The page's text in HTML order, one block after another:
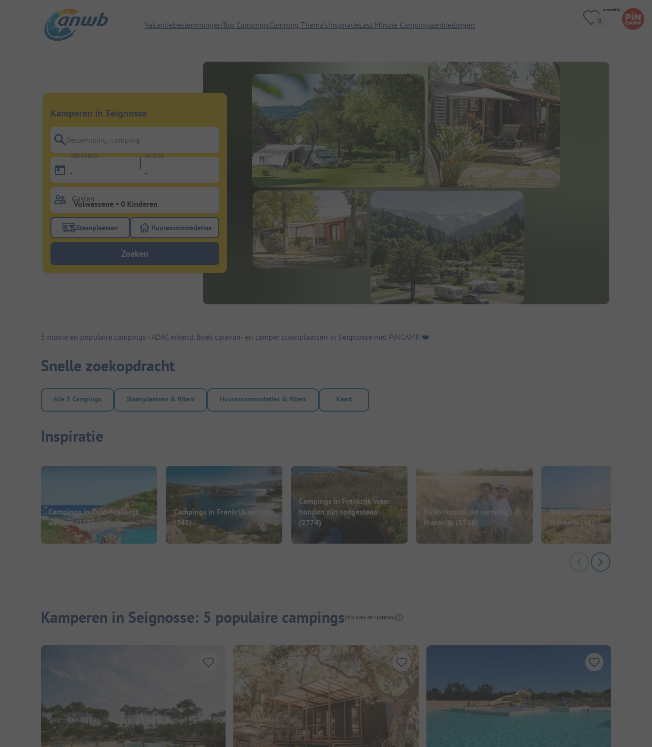
VakantiebestemmingenTop CampingsCamping Thema'sInspiratieLast Minute Campingaanbiedingen
Kamperen in Seignosse
Bestemming, camping
Aankomst
-
Vertrek
-
Gasten
Gebruik de filterknop staanplaatsen om te zoeken naar staanplaatsen
Staanplaatsen Gebruik de filterknop huuraccommodaties om te zoeken naar huuraccommodaties
Huuraccommodaties
Zoeken
5 mooie en populaire campings - ADAC erkend. Boek caravan- en camper staanplaatsen in Seignosse met PiNCAMP. ❤️️
Snelle zoekopdracht
Alle 5 Campings Staanplaatsen & filters Huuraccommodaties & filters Kaart
Inspiratie
Campings in Zuid-Frankrijk
aan zee(117)
Campings in Frankrijk aan zee
(242)
Campings in Frankrijk waar
honden zijn toegestaan
(2774)
Kindvriendelijke campings in
Frankrijk (2316)
Naturistencampings in
Frankrijk (46)
Kamperen in Seignosse: 5 populaire campingsInfo over de sortering